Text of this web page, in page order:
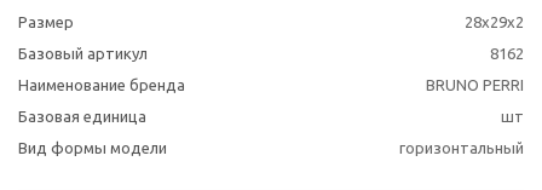
Размер
28х29х2
Базовый артикул
8162
Наименование бренда
BRUNO PERRI
Базовая единица
шт
Вид формы модели
горизонтальный